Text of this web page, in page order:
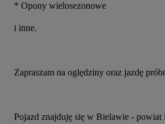
* Opony wielosezonowe
i inne.
Zapraszam na oględziny oraz jazdę
Pojazd znajduję się w Bielawie -